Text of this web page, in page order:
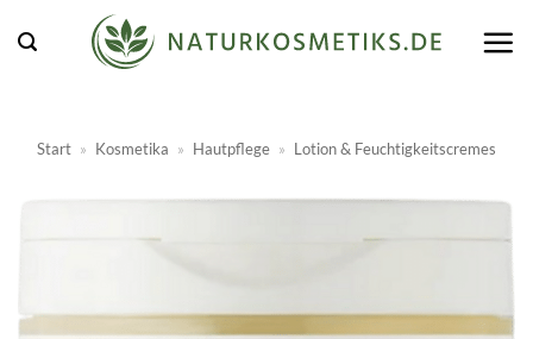
Inhalt
Start » Kosmetika » Hautpflege » Lotion & Feuchtigkeitscremes